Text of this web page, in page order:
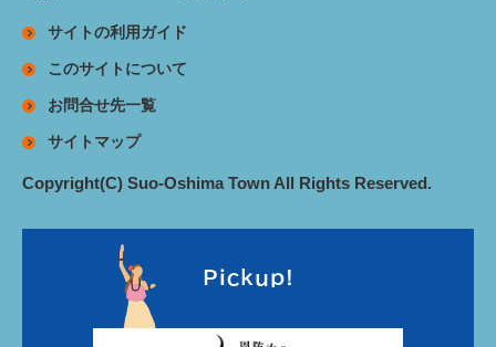
サイトの利用ガイド
このサイトについて
お問合せ先一覧
サイトマップ
Copyright(C) Suo-Oshima Town All Rights Reserved.